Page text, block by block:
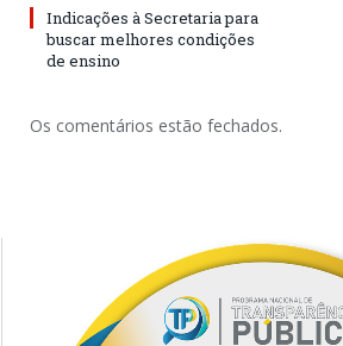
Indicações à Secretaria para
buscar melhores condições
de ensino
Os comentários estão fechados.